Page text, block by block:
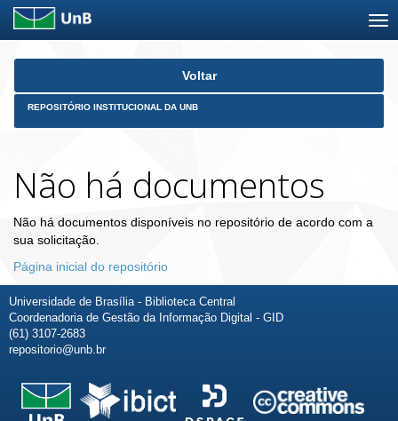
Skip
Voltar
REPOSITÓRIO INSTITUCIONAL DA UNB
Não há documentos
Não há documentos disponíveis no repositório de acordo com a
sua solicitação.
Página inicial do repositório
Universidade de Brasília - Biblioteca Central
Coordenadoria de Gestão da Informação Digital - GID
(61) 3107-2683
repositorio@unb.br